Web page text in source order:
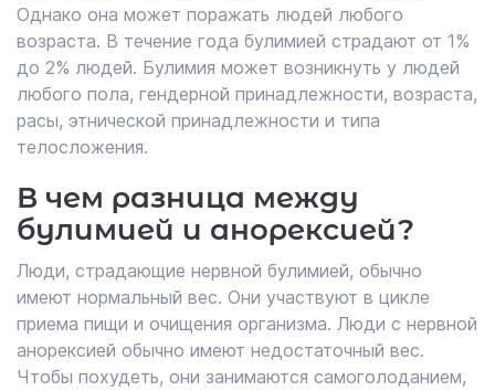
Однако она может поражать людей любого
возраста. В течение года булимией страдают от 1%
до 2% людей. Булимия может возникнуть у людей
любого пола, гендерной принадлежности, возраста,
расы, этнической принадлежности и типа
телосложения.
В чем разница между
булимией и анорексией?
Люди, страдающие нервной булимией, обычно
имеют нормальный вес. Они участвуют в цикле
приема пищи и очищения организма. Люди с нервной
анорексией обычно имеют недостаточный вес.
Чтобы похудеть, они занимаются самоголоданием,